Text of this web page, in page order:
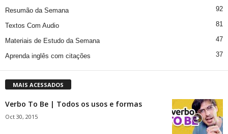
Resumão da Semana 92
Textos Com Audio 81
Materiais de Estudo da Semana 47
Aprenda inglês com citações 37
MAIS ACESSADOS
Verbo To Be | Todos os usos e formas
Oct 30, 2015